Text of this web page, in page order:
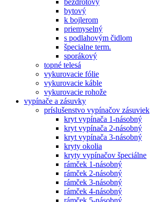
bezdrôtový
bytový
k bojlerom
priemyselný
s podlahovým čidlom
špecialne term.
sporákový
topné telesá
vykurovacie fólie
vykurovacie káble
vykurovacie rohože
vypínače a zásuvky
príslušenstvo vypínačov zásuviek
kryt vypínača 1-násobný
kryt vypínača 2-násobný
kryt vypínača 3-násobný
kryty okolia
kryty vypínačov špeciálne
rámček 1-násobný
rámček 2-násobný
rámček 3-násobný
rámček 4-násobný
rámček 5-násobný